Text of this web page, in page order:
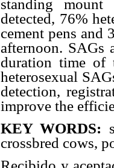
standing mount
detected, 76%
cement pens and
afternoon. SAGs
duration time of
heterosexual
detection,
improve the
KEY WORDS:
crossbred cows,